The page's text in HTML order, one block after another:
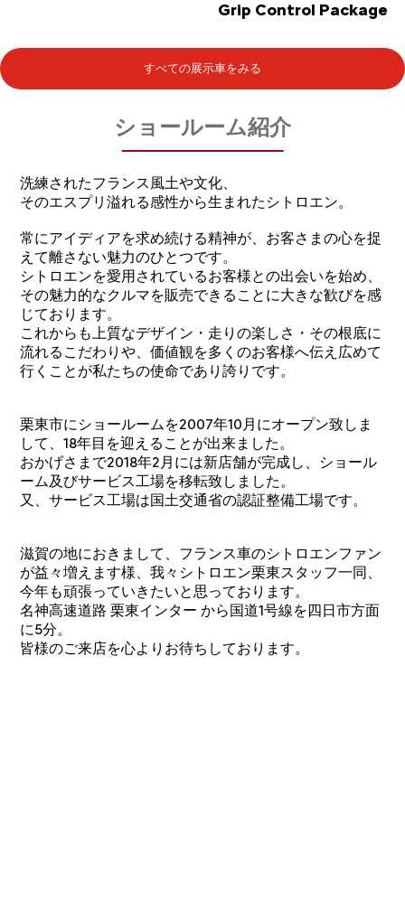
Grip Control Package
すべての展示車をみる
ショールーム紹介
洗練されたフランス風土や文化、
そのエスプリ溢れる感性から生まれたシトロエン。
常にアイディアを求め続ける精神が、お客さまの心を捉
えて離さない魅力のひとつです。
シトロエンを愛用されているお客様との出会いを始め、
その魅力的なクルマを販売できることに大きな歓びを感
じております。
これからも上質なデザイン・走りの楽しさ・その根底に
流れるこだわりや、価値観を多くのお客様へ伝え広めて
行くことが私たちの使命であり誇りです。
栗東市にショールームを2007年10月にオープン致しま
して、18年目を迎えることが出来ました。
おかげさまで2018年2月には新店舗が完成し、ショール
ーム及びサービス工場を移転致しました。
又、サービス工場は国土交通省の認証整備工場です。
滋賀の地におきまして、フランス車のシトロエンファン
が益々増えます様、我々シトロエン栗東スタッフ一同、
今年も頑張っていきたいと思っております。
名神高速道路 栗東インター から国道1号線を四日市方面
に5分。
皆様のご来店を心よりお待ちしております。